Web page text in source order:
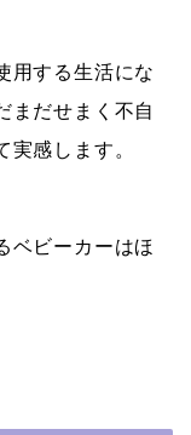
用する生活にな
まだせまく不自
感します。
ベビーカーはほ